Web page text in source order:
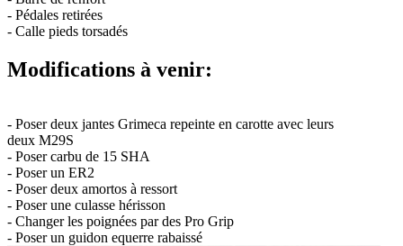
- Pédales retirées
- Calle pieds torsadés
Modifications à venir:
- Poser deux jantes Grimeca repeinte en carotte avec leurs
deux M29S
- Poser carbu de 15 SHA
- Poser un ER2
- Poser deux amortos à ressort
- Poser une culasse hérisson
- Changer les poignées par des Pro Grip
- Poser un guidon equerre rabaissé